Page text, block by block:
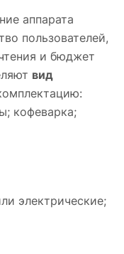
аппарата
пользователей,
и бюджет
вид
кофеварка;
электрические;